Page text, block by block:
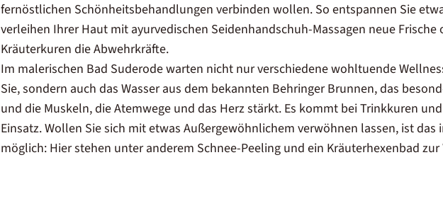
fernöstlichen Schönheitsbehandlungen verbinden wollen. So entspannen Sie
verleihen Ihrer Haut mit ayurvedischen Seidenhandschuh-Massagen neue
Kräuterkuren die Abwehrkräfte.
Im malerischen Bad Suderode warten nicht nur verschiedene wohltuende
Sie, sondern auch das Wasser aus dem bekannten Behringer Brunnen, das
und die Muskeln, die Atemwege und das Herz stärkt. Es kommt bei Trinkkuren
Einsatz. Wollen Sie sich mit etwas Außergewöhnlichem verwöhnen lassen, ist das
möglich: Hier stehen unter anderem Schnee-Peeling und ein Kräuterhexenbad zur